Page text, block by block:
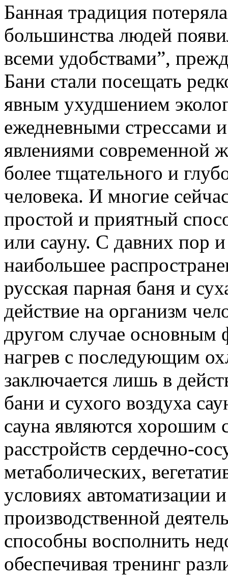
Банная традиция
большинства людей
всеми удобствами”,
Бани стали посещать
явным ухудшением
ежедневными стрессами
явлениями современной
более тщательного и
человека. И многие
простой и приятный
или сауну. С давних пор
наибольшее
русская парная баня и
действие на организм
другом случае основным
нагрев с последующим
заключается лишь в
бани и сухого воздуха
сауна являются хорошим
расстройств сердечно-
метаболических,
условиях автоматизации
производственной
способны восполнить
обеспечивая тренинг